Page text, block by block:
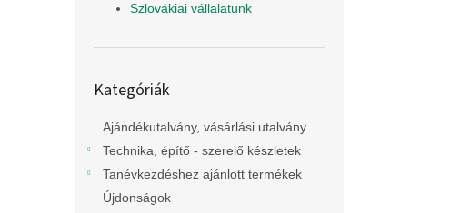
Szlovákiai vállalatunk
átugrása
Kategóriák
Ajándékutalvány, vásárlási utalvány
Technika, építő - szerelő készletek
Tanévkezdéshez ajánlott termékek
Újdonságok